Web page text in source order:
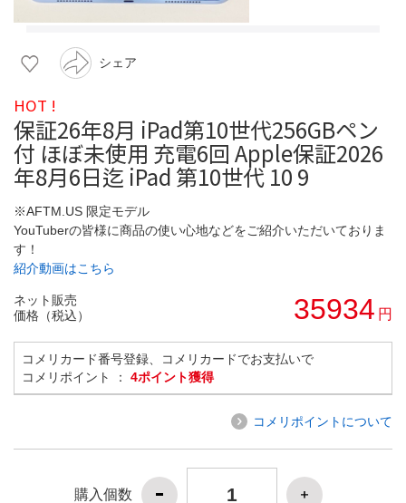
シェア
HOT !
保証26年8月 iPad第10世代256GBペン
付 ほぼ未使用 充電6回 Apple保証2026
年8月6日迄 iPad 第10世代 10 9
※AFTM.US 限定モデル
YouTuberの皆様に商品の使い心地などをご紹介いただいておりま
す！
紹介動画はこちら
ネット販売
価格（税込）
35934 円
コメリカード番号登録、コメリカードでお支払いで
コメリポイント ： 4ポイント獲得
コメリポイントについて
購入個数